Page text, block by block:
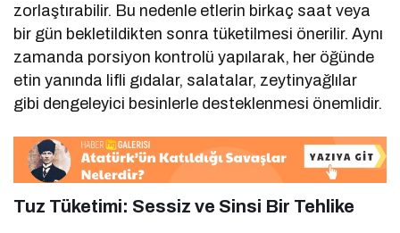
zorlaştırabilir. Bu nedenle etlerin birkaç saat veya
bir gün bekletildikten sonra tüketilmesi önerilir. Aynı
zamanda porsiyon kontrolü yapılarak, her öğünde
etin yanında lifli gıdalar, salatalar, zeytinyağlılar
gibi dengeleyici besinlerle desteklenmesi önemlidir.
Tuz Tüketimi: Sessiz ve Sinsi Bir Tehlike